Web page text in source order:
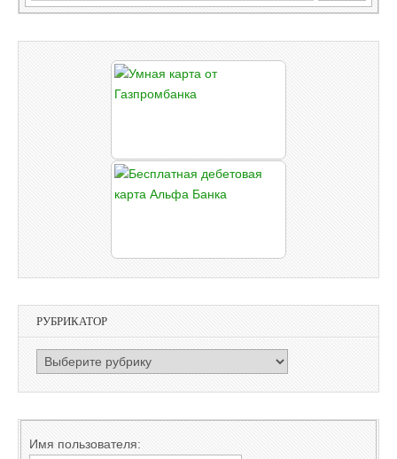
РУБРИКАТОР
РУБРИКАТОР
Имя пользователя: